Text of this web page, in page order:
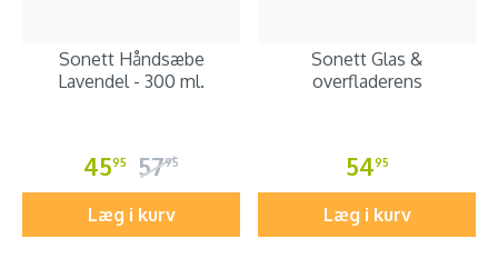
Sonett Håndsæbe
Lavendel - 300 ml.
4595 5795
Læg i kurv
Sonett Glas &
overfladerens
5495
Læg i kurv